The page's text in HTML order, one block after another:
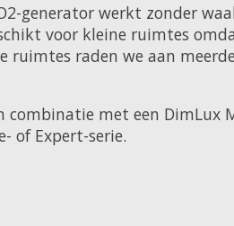
generator werkt zonder
voor kleine ruimtes
raden we aan
met een
of Expert-serie.